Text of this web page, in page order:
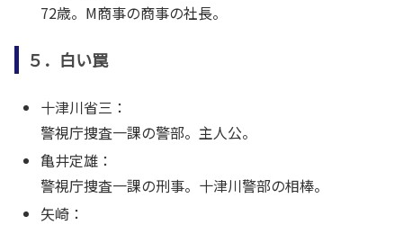
72歳。M商事の商事の社長。
５．白い罠
十津川省三：
警視庁捜査一課の警部。主人公。
亀井定雄：
警視庁捜査一課の刑事。十津川警部の相棒。
矢崎：